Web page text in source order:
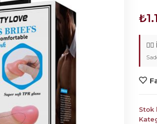
₺
🚴‍♂️
Stok